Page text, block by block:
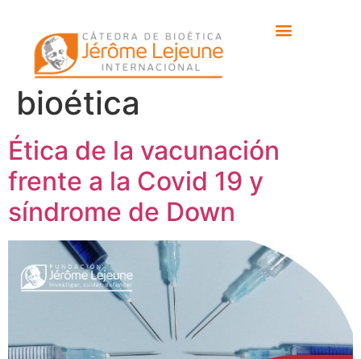
Etiqueta:
conversaciones de
bioética
Ética de la vacunación
frente a la Covid 19 y
síndrome de Down